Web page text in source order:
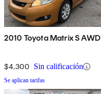
2010 Toyota Matrix S AWD
$4,300 Sin calificación
Se aplican tarifas